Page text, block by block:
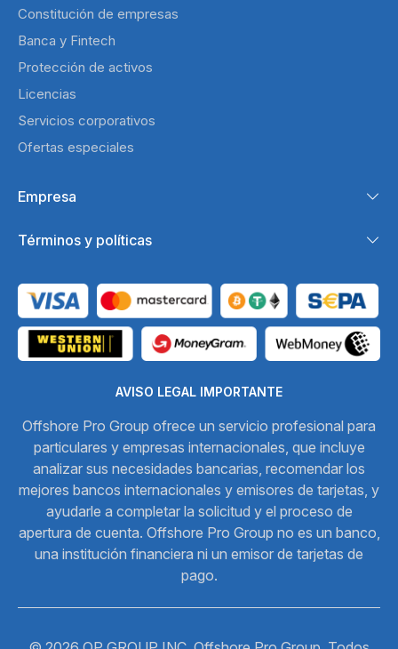
Constitución de empresas
Banca y Fintech
Protección de activos
Licencias
Servicios corporativos
Ofertas especiales
Empresa
Términos y políticas
AVISO LEGAL IMPORTANTE
Offshore Pro Group ofrece un servicio profesional para
particulares y empresas internacionales, que incluye
analizar sus necesidades bancarias, recomendar los
mejores bancos internacionales y emisores de tarjetas, y
ayudarle a completar la solicitud y el proceso de
apertura de cuenta. Offshore Pro Group no es un banco,
una institución financiera ni un emisor de tarjetas de
pago.